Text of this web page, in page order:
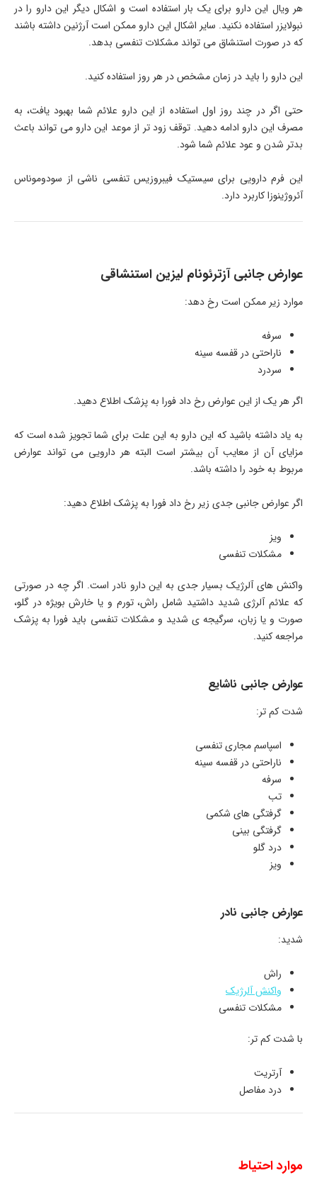
هر ویال این دارو برای یک بار استفاده است و اشکال دیگر این دارو را در
نبولایزر استفاده نکنید. سایر اشکال این دارو ممکن است آرژنین داشته باشند
که در صورت استنشاق می تواند مشکلات تنفسی بدهد.
این دارو را باید در زمان مشخص در هر روز استفاده کنید.
حتی اگر در چند روز اول استفاده از این دارو علائم شما بهبود یافت، به
مصرف این دارو ادامه دهید. توقف زود تر از موعد این دارو می تواند باعث
بدتر شدن و عود علائم شما شود.
این فرم دارویی برای سیستیک فیبروزیس تنفسی ناشی از سودوموناس
آئروژینوزا کاربرد دارد.
عوارض جانبی آزترئونام لیزین استنشاقی
موارد زیر ممکن است رخ دهد:
سرفه
ناراحتی در قفسه سینه
سردرد
اگر هر یک از این عوارض رخ داد فورا به پزشک اطلاع دهید.
به یاد داشته باشید که این دارو به این علت برای شما تجویز شده است که
مزایای آن از معایب آن بیشتر است البته هر دارویی می تواند عوارض
مربوط به خود را داشته باشد.
اگر عوارض جانبی جدی زیر رخ داد فورا به پزشک اطلاع دهید:
ویز
مشکلات تنفسی
واکنش های آلرژیک بسیار جدی به این دارو نادر است. اگر چه در صورتی
که علائم آلرژی شدید داشتید شامل راش، تورم و یا خارش بویژه در گلو،
صورت و یا زبان، سرگیجه ی شدید و مشکلات تنفسی باید فورا به پزشک
مراجعه کنید.
عوارض جانبی ناشایع
شدت کم تر:
اسپاسم مجاری تنفسی
ناراحتی در قفسه سینه
سرفه
تب
گرفتگی های شکمی
گرفتگی بینی
درد گلو
ویز
عوارض جانبی نادر
شدید:
راش
واکنش آلرژیک
مشکلات تنفسی
با شدت کم تر:
آرتریت
درد مفاصل
موارد احتیاط